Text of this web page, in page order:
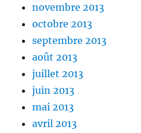
novembre 2013
octobre 2013
septembre 2013
août 2013
juillet 2013
juin 2013
mai 2013
avril 2013